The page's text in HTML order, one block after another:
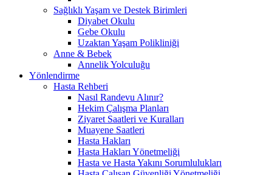
Sağlıklı Yaşam ve Destek Birimleri
Diyabet Okulu
Gebe Okulu
Uzaktan Yaşam Polikliniği
Anne & Bebek
Annelik Yolculuğu
Yönlendirme
Hasta Rehberi
Nasıl Randevu Alınır?
Hekim Çalışma Planları
Ziyaret Saatleri ve Kuralları
Muayene Saatleri
Hasta Hakları
Hasta Hakları Yönetmeliği
Hasta ve Hasta Yakını Sorumlulukları